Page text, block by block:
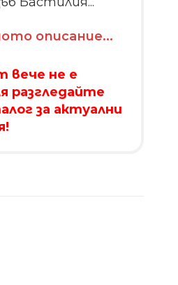
описание...
вече не е
разгледайте
за актуални